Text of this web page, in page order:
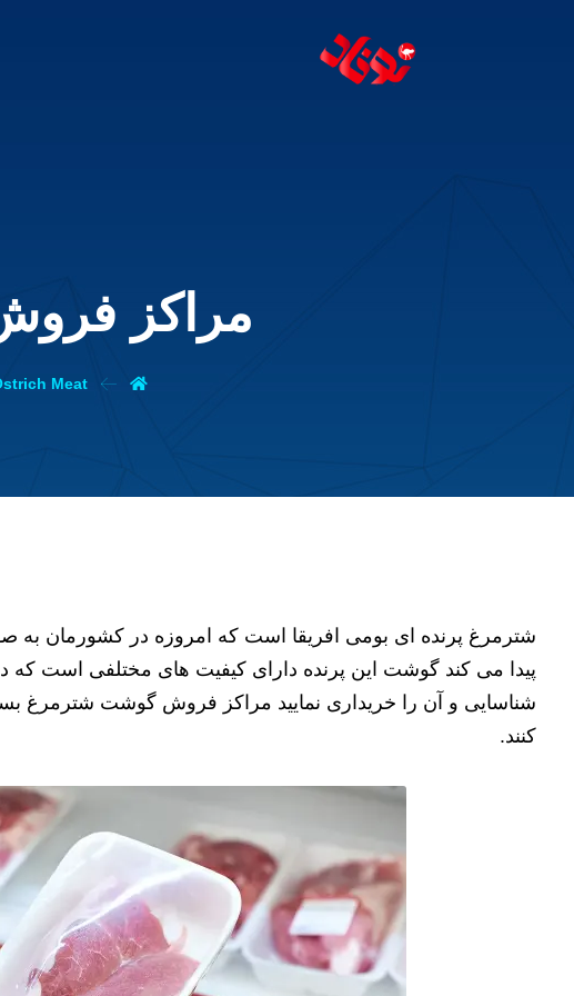
مراکز
Meat
شترمرغ پرنده ای بومی افریقا است که امروزه در کشورمان
پیدا می کند گوشت این پرنده دارای کیفیت های مختلفی است که در
شناسایی و آن را خریداری نمایید مراکز فروش گوشت شترمرغ
کنند.